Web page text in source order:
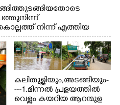
നിന്ന് എത്തിയ
കലിതുള്ളിയും,അടങ്ങിയും-
---1.മിന്നൽ പ്രളയത്തിൽ
വെള്ളം കയറിയ ആറന്മുള